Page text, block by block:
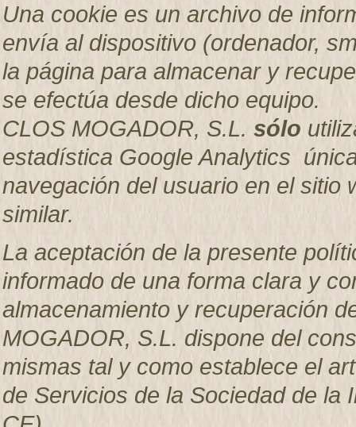
Una cookie es un archivo de
envía al dispositivo (ordenador,
la página para almacenar y
se efectúa desde dicho equipo.
CLOS MOGADOR, S.L. sólo
estadística Google Analytics
navegación del usuario en el sitio
similar.
La aceptación de la presente
informado de una forma clara y
almacenamiento y recuperación
MOGADOR, S.L. dispone del
mismas tal y como establece el
de Servicios de la Sociedad de la